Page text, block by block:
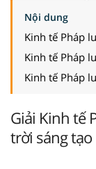
Nội dung
Kinh tế Pháp
Kinh tế Pháp
Kinh tế Pháp
Giải Kinh tế
trời sáng tạo